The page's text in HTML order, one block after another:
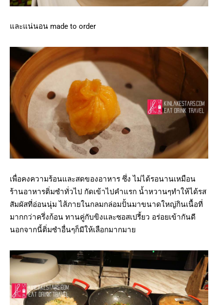
และแน่นอน made to order
เพื่อคงความร้อนและสดของอาหาร ซึ่ง ไม่ได้รอนานเหมือน
ร้านอาหารติ่มซำทั่วไป กัดเข้าไปคำแรก น้ำหวานๆทำให้ได้รส
สัมผัสที่อ่อนนุ่ม ไส้ภายในกลมกล่อมปั้นมาขนาดใหญ่กินเนื้อที่
มากกว่าครึ่งก้อน ทานคู่กับขิงและซอสเปรี้ยว อร่อยเข้ากันดี
นอกจากนี้ติ่มซำอื่นๆก็มีให้เลือกมากมาย